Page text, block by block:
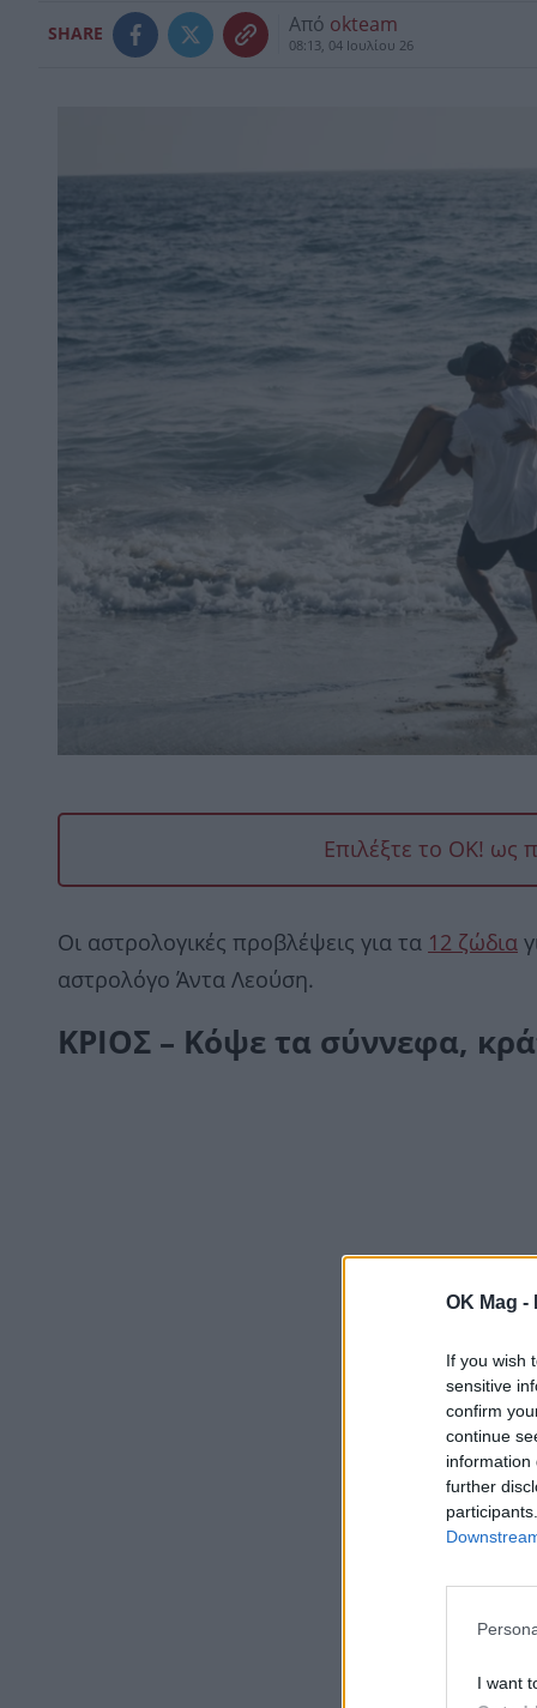
OK Mag -
If you wish
sensitive
confirm
continue
information
further
I want
SHARE Από okteam
08:13, 04 Ιουλίου 26
Επιλέξτε το OK! ως
Οι αστρολογικές προβλέψεις για τα 12 ζώδια
αστρολόγο Άντα Λεούση.
ΚΡΙΟΣ – Κόψε τα σύννεφα,